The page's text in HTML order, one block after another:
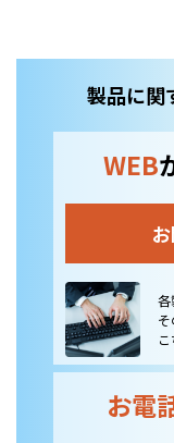
製品に関
WEB
各
お電